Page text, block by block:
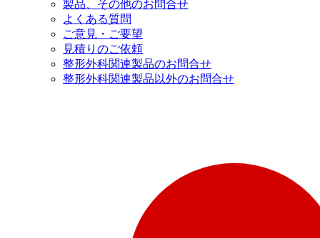
製品、その他のお問合せ
よくある質問
ご意見・ご要望
見積りのご依頼
整形外科関連製品のお問合せ
整形外科関連製品以外のお問合せ